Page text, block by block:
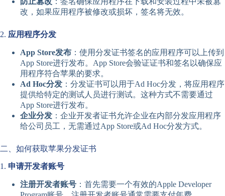
改，如果应用程序被修改或损坏，签名将无效。
2. 应用程序分发
App Store发布 ：使用分发证书签名的应用程序可以上传到
App Store进行发布。App Store会验证证书和签名以确保应
用程序符合苹果的要求。
Ad Hoc分发 ：分发证书可以用于Ad Hoc分发，将应用程序
提供给特定的测试人员进行测试。这种方式不需要通过
App Store进行发布。
企业分发 ：企业开发者证书允许企业在内部分发应用程序
给公司员工，无需通过App Store或Ad Hoc分发方式。
二、如何获取苹果分发证书
1. 申请开发者账号
注册开发者账号 ：首先需要一个有效的Apple Developer